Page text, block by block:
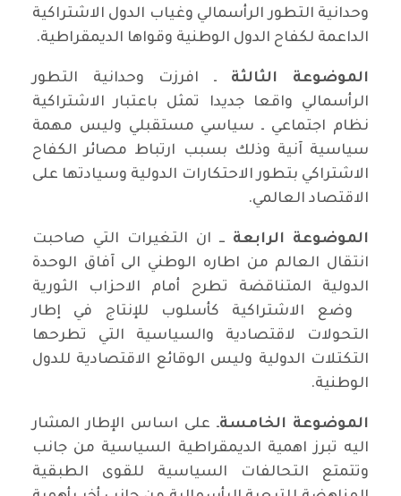
وحدانية التطور الرأسمالي وغياب الدول الاشتراكية
الداعمة لكفاح الدول الوطنية وقواها الديمقراطية.
الموضوعة الثالثةـ افرزت وحدانية التطور
الرأسمالي واقعا جديدا تمثل باعتبار الاشتراكية
نظام اجتماعي ـ سياسي مستقبلي وليس مهمة
سياسية آنية وذلك بسبب ارتباط مصائر الكفاح
الاشتراكي بتطور الاحتكارات الدولية وسيادتها على
الاقتصاد العالمي.
الموضوعة الرابعة ــ ان التغيرات التي صاحبت
انتقال العالم من اطاره الوطني الى آفاق الوحدة
الدولية المتناقضة تطرح أمام الاحزاب الثورية
وضع الاشتراكية كأسلوب للإنتاج في إطار
التحولات لاقتصادية والسياسية التي تطرحها
التكتلات الدولية وليس الوقائع الاقتصادية للدول
الوطنية.
الموضوعة الخامسةـ على اساس الإطار المشار
اليه تبرز اهمية الديمقراطية السياسية من جانب
وتتمتع التحالفات السياسية للقوى الطبقية